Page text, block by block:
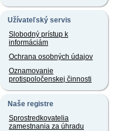
Užívateľský servis
Slobodný prístup k
informáciám
Ochrana osobných údajov
Oznamovanie
protispoločenskej činnosti
Naše registre
Sprostredkovatelia
zamestnania za úhradu